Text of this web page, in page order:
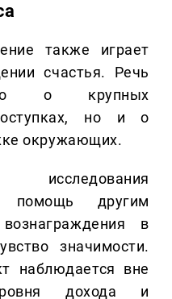
также играет
счастья. Речь
о крупных
но и о
окружающих.
исследования
помощь другим
в
значимости.
наблюдается вне
дохода и